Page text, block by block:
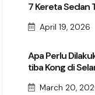
7 Kereta Sedan
April 19, 2026
Apa Perlu
tiba Kong di
March 20,